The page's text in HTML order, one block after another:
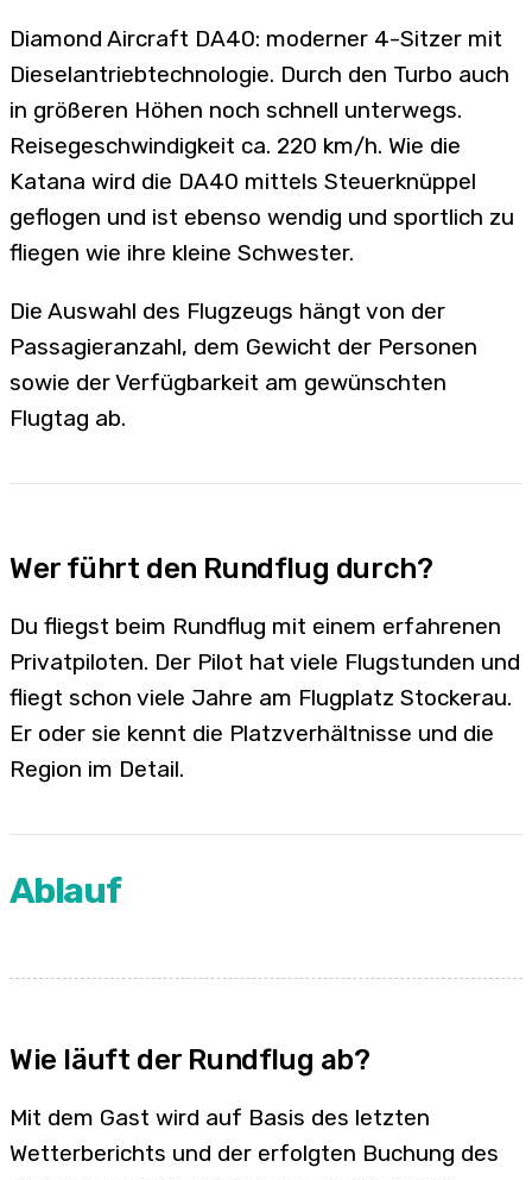
Diamond Aircraft DA40: moderner 4-Sitzer mit
Dieselantriebtechnologie. Durch den Turbo auch
in größeren Höhen noch schnell unterwegs.
Reisegeschwindigkeit ca. 220 km/h. Wie die
Katana wird die DA40 mittels Steuerknüppel
geflogen und ist ebenso wendig und sportlich zu
fliegen wie ihre kleine Schwester.
Die Auswahl des Flugzeugs hängt von der
Passagieranzahl, dem Gewicht der Personen
sowie der Verfügbarkeit am gewünschten
Flugtag ab.
Wer führt den Rundflug durch?
Du fliegst beim Rundflug mit einem erfahrenen
Privatpiloten. Der Pilot hat viele Flugstunden und
fliegt schon viele Jahre am Flugplatz Stockerau.
Er oder sie kennt die Platzverhältnisse und die
Region im Detail.
Ablauf
Wie läuft der Rundflug ab?
Mit dem Gast wird auf Basis des letzten
Wetterberichts und der erfolgten Buchung des